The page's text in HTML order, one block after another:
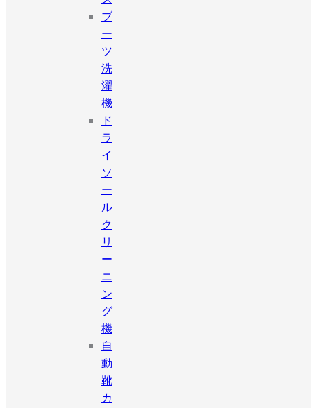
ブ
ー
ツ
洗
濯
機
ド
ラ
イ
ソ
ー
ル
ク
リ
ー
ニ
ン
グ
機
自
動
靴
カ